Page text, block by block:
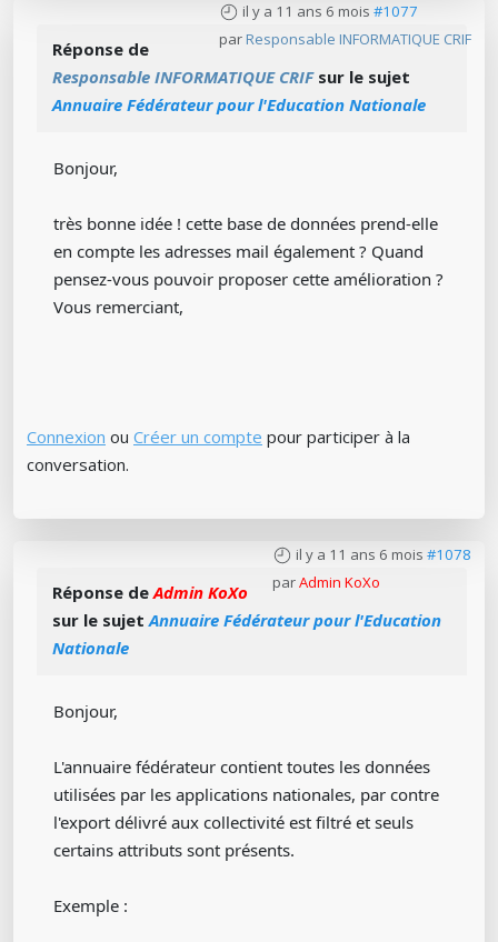
il y a 11 ans 6 mois #1077
par Responsable INFORMATIQUE CRIF
Réponse de
Responsable INFORMATIQUE CRIFsur le sujet
Annuaire Fédérateur pour l'Education Nationale
Bonjour,
très bonne idée ! cette base de données prend-elle
en compte les adresses mail également ? Quand
pensez-vous pouvoir proposer cette amélioration ?
Vous remerciant,
Connexion ou Créer un compte pour participer à la
conversation.
il y a 11 ans 6 mois #1078
parAdmin KoXo
Réponse deAdmin KoXo
sur le sujetAnnuaire Fédérateur pour l'Education
Nationale
Bonjour,
L'annuaire fédérateur contient toutes les données
utilisées par les applications nationales, par contre
l'export délivré aux collectivité est filtré et seuls
certains attributs sont présents.
Exemple :